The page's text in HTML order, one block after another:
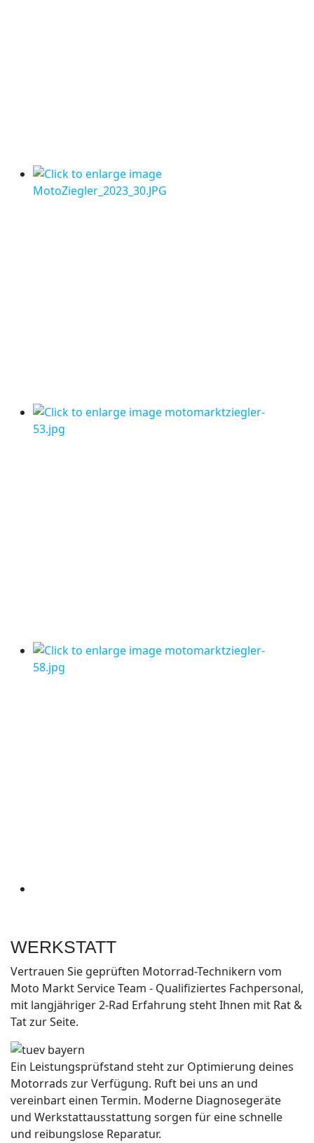
WERKSTATT
Vertrauen Sie geprüften Motorrad-Technikern vom
Moto Markt Service Team - Qualifiziertes Fachpersonal,
mit langjähriger 2-Rad Erfahrung steht Ihnen mit Rat &
Tat zur Seite.
Ein Leistungsprüfstand steht zur Optimierung deines
Motorrads zur Verfügung. Ruft bei uns an und
vereinbart einen Termin. Moderne Diagnosegeräte
und Werkstattausstattung sorgen für eine schnelle
und reibungslose Reparatur.